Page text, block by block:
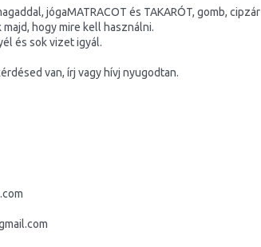
jógaMATRACOT és TAKARÓT, gomb,
hogy mire kell használni.
és sok vizet igyál.
van, írj vagy hívj nyugodtan.
com